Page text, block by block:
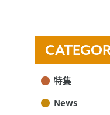
特集
News